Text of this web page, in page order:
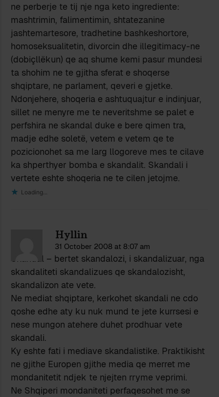
ne perberje te tij nje nga keto ingrediente:
mashtrimin, falimentimin, shtatezanine
jashtemartesore, tradhetine bashkeshortore,
homoseksualitetin, divorcin dhe illegitimacy-ne
(dobiçllëkun) qe aq shume kemi pasur mundesi
ta shohim ne te gjitha sferat e shoqerse
shqiptare, ne parlament, qeveri e gjetke.
Ndonjehere, shoqeria e ashtuquajtur e indinjuar,
sillet ne menyre me te neveritshme se palet e
perfshira ne skandal duke e bere qimen tra,
madje edhe soletë, vetem e vetem qe te
pozicionohet sa me larg llogoreve mes te cilave
ka shperthyer bomba e skandalit. Skandali i
vertete eshte shoqeria ne te cilen jetojme.
Loading...
Hyllin
31 October 2008 at 8:07 am
Skandal – bertet skandalozi, i skandalizuar, nga
skandaliteti skandalizues qe skandalozisht,
skandalizon ate vete.
Ne mediat shqiptare, kerkohet skandali ne cdo
qoshe edhe aty ku nuk mund te jete kurrsesi e
nese mungon atehere duhet prodhuar vete
skandali.
Ky eshte fati i mediave skandalistike. Praktikisht
ne gjithe Europen gjithe media qe merret me
mondanitetit ndjek te njejten rryme veprimi.
Ne Shqiperi mondaniteti perfaqesohet me se